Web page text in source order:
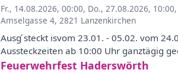
Fr., 14.08.2026, 00:00, Do., 27.08.2026, 10:00,
Amselgasse 4, 2821 Lanzenkirchen
Ausg ́steckt isvom 23.01. - 05.02. vom
Aussteckzeiten ab 10:00 Uhr ganztägig
Feuerwehrfest Haderswörth